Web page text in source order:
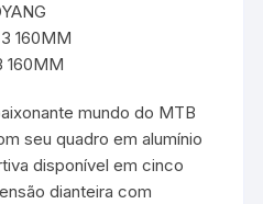
160MM
160MM
mundo do MTB
seu quadro em alumínio
disponível em cinco
dianteira com